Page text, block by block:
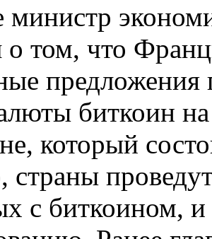
министр
том, что
биткоин
который
страны
с биткоином,